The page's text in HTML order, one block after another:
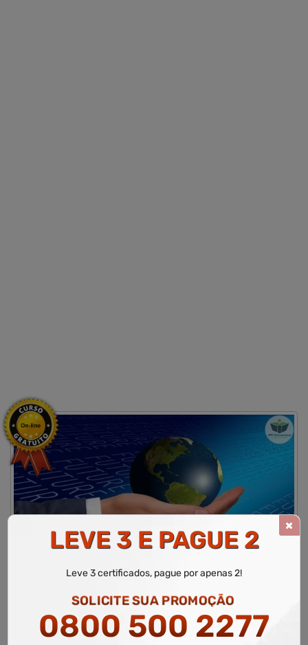
Área Relacionada Logística
CURSO LIVRE DE PRINCÍPIOS DA LOGÍSTICA
WR Educacional Cursos
Área de Logística
Curso Livre de PRINCÍPIOS DA LOGÍSTICA INTERNACIONAL
LEVE 3 E PAGUE 2
Leve 3 certificados, pague por apenas 2!
SOLICITE SUA PROMOÇÃO
0800 500 2277